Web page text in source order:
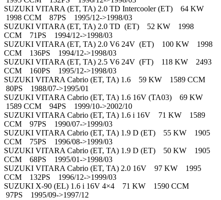
SUZUKI VITARA (ET, TA) 2.0 TD Intercooler (ET) 64 KW
1998 CCM 87PS 1995/12->1998/03
SUZUKI VITARA (ET, TA) 2.0 TD (ET) 52 KW 1998
CCM 71PS 1994/12->1998/03
SUZUKI VITARA (ET, TA) 2.0 V6 24V (ET) 100 KW 1998
CCM 136PS 1994/12->1998/03
SUZUKI VITARA (ET, TA) 2.5 V6 24V (FT) 118 KW 2493
CCM 160PS 1995/12->1998/03
SUZUKI VITARA Cabrio (ET, TA) 1.6 59 KW 1589 CCM
80PS 1988/07->1995/01
SUZUKI VITARA Cabrio (ET, TA) 1.6 16V (TA03) 69 KW
1589 CCM 94PS 1999/10->2002/10
SUZUKI VITARA Cabrio (ET, TA) 1.6 i 16V 71 KW 1589
CCM 97PS 1990/07->1999/03
SUZUKI VITARA Cabrio (ET, TA) 1.9 D (ET) 55 KW 1905
CCM 75PS 1996/08->1999/03
SUZUKI VITARA Cabrio (ET, TA) 1.9 D (ET) 50 KW 1905
CCM 68PS 1995/01->1998/03
SUZUKI VITARA Cabrio (ET, TA) 2.0 16V 97 KW 1995
CCM 132PS 1996/12->1999/03
SUZUKI X-90 (EL) 1.6 i 16V 4×4 71 KW 1590 CCM
97PS 1995/09->1997/12